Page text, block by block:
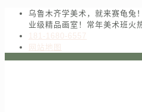
乌鲁木齐学美术，就来赛龟兔
业级精品画室！常年美术班火
181-1680-6557
网站地图